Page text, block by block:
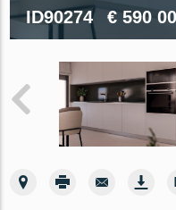
ID90274 € 590